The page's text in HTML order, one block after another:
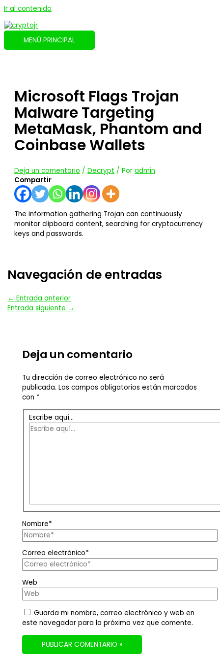
Ir al contenido
MENÚ PRINCIPAL
Microsoft Flags Trojan
Malware Targeting
MetaMask, Phantom and
Coinbase Wallets
Deja un comentario /Decrypt / Poradmin
Compartir
The information gathering Trojan can continuously
monitor clipboard content, searching for cryptocurrency
keys and passwords.
Navegación de entradas
← Entrada anterior
Entrada siguiente →
Deja un comentario
Tu dirección de correo electrónico no será
publicada. Los campos obligatorios están marcados
con *
Escribe aquí...
Nombre*
Correo electrónico*
Web
Guarda mi nombre, correo electrónico y web en
este navegador para la próxima vez que comente.